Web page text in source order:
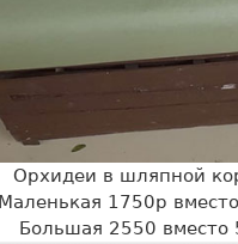
Орхидеи в шляпной
Маленькая 1750р
Большая 2550 вместо